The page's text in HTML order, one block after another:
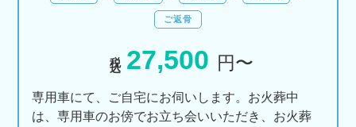
ご返骨
27,500 円〜
専用車にて、ご自宅にお伺いします。お火葬中
は、専用車のお傍でお立ち会いいただき、お火葬